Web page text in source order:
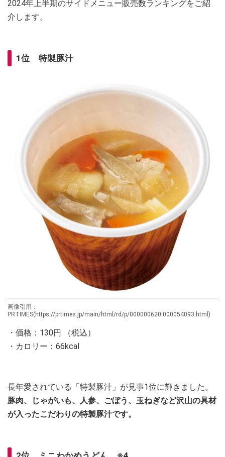
2024年上半期のサイドメニュー販売数ランキングをご紹
介します。
1位 特製豚汁
画像引用：
PRTIMES(https://prtimes.jp/main/html/rd/p/000000620.000054093.html)
・価格：130円 （税込）
・カロリー：66kcal
長年愛されている「特製豚汁」が見事1位に輝きました。
豚肉、じゃがいも、人参、ごぼう、玉ねぎなど沢山の具材
が入ったこだわりの特製豚汁です。